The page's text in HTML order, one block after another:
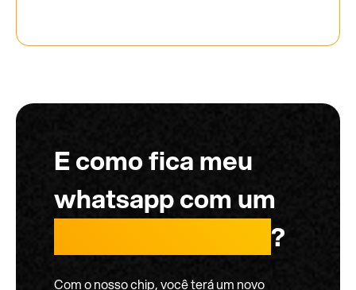
E como fica meu
whatsapp com um
?
Com o nosso chip, você terá um novo